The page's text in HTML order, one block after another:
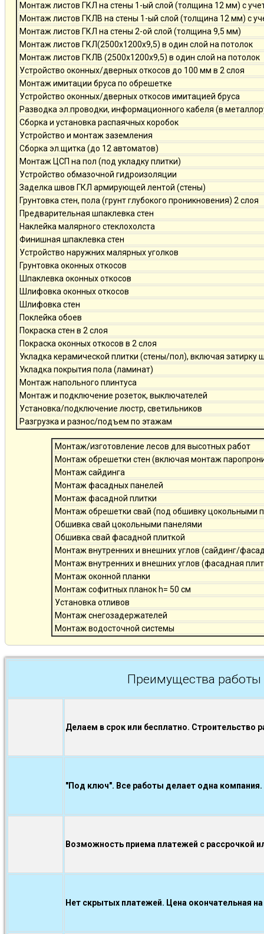
Монтаж листов ГКЛ на стены 1-ый слой (толщина 12 мм) с
Монтаж листов ГКЛВ на стены 1-ый слой (толщина 12 мм) с
Монтаж листов ГКЛ на стены 2-ой слой (толщина 9,5 мм)
Монтаж листов ГКЛ(2500х1200х9,5) в один слой на потолок
Монтаж листов ГКЛВ (2500х1200х9,5) в один слой на потолок
Устройство оконных/дверных откосов до 100 мм в 2 слоя
Монтаж имитации бруса по обрешетке
Устройство оконных/дверных откосов имитацией бруса
Разводка эл.проводки, информационного кабеля (в
Сборка и установка распаячных коробок
Устройство и монтаж заземления
Сборка эл.щитка (до 12 автоматов)
Монтаж ЦСП на пол (под укладку плитки)
Устройство обмазочной гидроизоляции
Заделка швов ГКЛ армирующей лентой (стены)
Грунтовка стен, пола (грунт глубокого проникновения) 2 слоя
Предварительная шпаклевка стен
Наклейка малярного стеклохолста
Финишная шпаклевка стен
Устройство наружних малярных уголков
Грунтовка оконных откосов
Шпаклевка оконных откосов
Шлифовка оконных откосов
Шлифовка стен
Поклейка обоев
Покраска стен в 2 слоя
Покраска оконных откосов в 2 слоя
Укладка керамической плитки (стены/пол), включая затирку
Укладка покрытия пола (ламинат)
Монтаж напольного плинтуса
Монтаж и подключение розеток, выключателей
Установка/подключение люстр, светильников
Разгрузка и разнос/подъем по этажам
Монтаж/изготовление лесов для высотных работ
Монтаж обрешетки стен (включая монтаж
Монтаж сайдинга
Монтаж фасадных панелей
Монтаж фасадной плитки
Монтаж обрешетки свай (под обшивку цокольными
Обшивка свай цокольными панелями
Обшивка свай фасадной плиткой
Монтаж внутренних и внешних углов (сайдинг/
Монтаж внутренних и внешних углов (фасадная
Монтаж оконной планки
Монтаж софитных планок h= 50 см
Установка отливов
Монтаж снегозадержателей
Монтаж водосточной системы
Преимущества
Делаем в срок или бесплатно. Строительство
"Под ключ". Все работы делает одна компания.
Возможность приема платежей с рассрочкой
Нет скрытых платежей. Цена окончательная